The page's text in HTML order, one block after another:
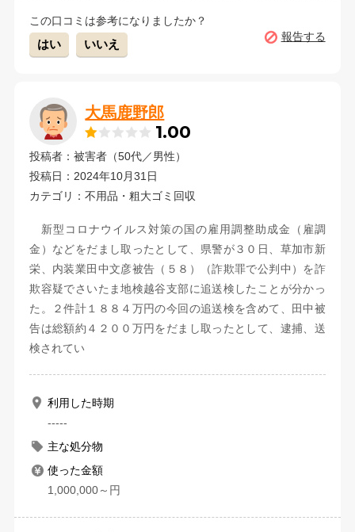
この口コミは参考になりましたか？
はい いいえ
報告する
大馬鹿野郎
1.00
投稿者：被害者（50代／男性）
投稿日：2024年10月31日
カテゴリ：不用品・粗大ゴミ回収
新型コロナウイルス対策の国の雇用調整助成金（雇調
金）などをだまし取ったとして、県警が３０日、草加市新
栄、内装業田中文彦被告（５８）（詐欺罪で公判中）を詐
欺容疑でさいたま地検越谷支部に追送検したことが分かっ
た。２件計１８８４万円の今回の追送検を含めて、田中被
告は総額約４２００万円をだまし取ったとして、逮捕、送
検されてい
利用した時期
-----
主な処分物
使った金額
1,000,000～円